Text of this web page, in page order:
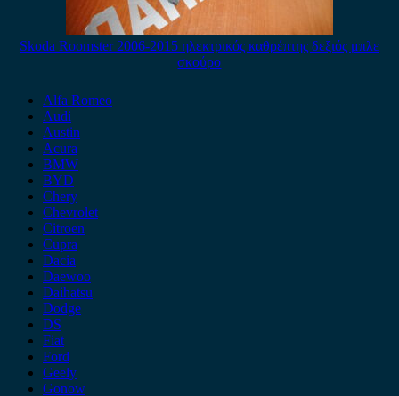
Skoda Roomster 2006-2015 ηλεκτρικός καθρέπτης δεξιός μπλε
σκούρο
Alfa Romeo
Audi
Austin
Acura
BMW
BYD
Chery
Chevrolet
Citroen
Cupra
Dacia
Daewoo
Daihatsu
Dodge
DS
Fiat
Ford
Geely
Gonow